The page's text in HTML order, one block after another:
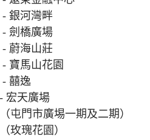
銀河灣畔
劍橋廣場
蔚海山莊
寶馬山花園
囍逸
宏天廣場
屯門市廣埸一期及二期）
玫瑰花園）